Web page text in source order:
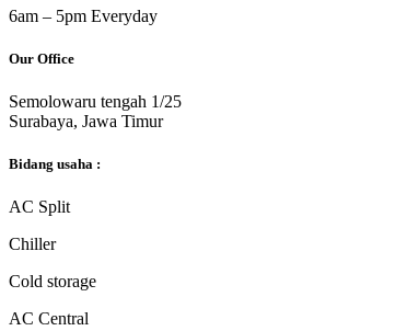
6am – 5pm Everyday
Our Office
Semolowaru tengah 1/25
Surabaya, Jawa Timur
Bidang usaha :
AC Split
Chiller
Cold storage
AC Central